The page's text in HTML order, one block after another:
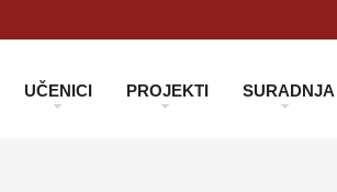
UČENICI PROJEKTI SURADNJA